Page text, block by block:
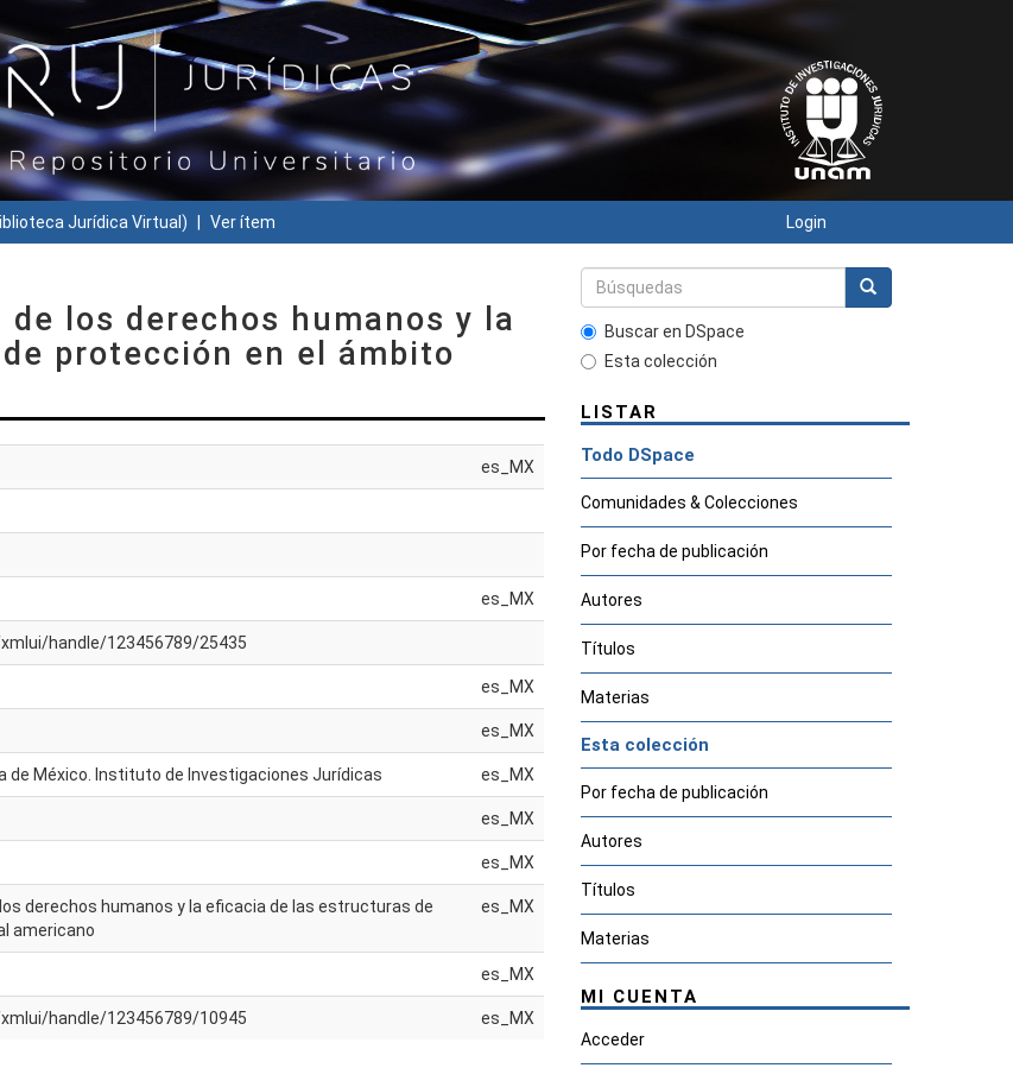
Jurídica Virtual) Ver ítem Login
los derechos humanos y la
protección en el ámbito
es_MX
es_MX
handle/123456789/25435
es_MX
es_MX
de México. Instituto de Investigaciones Jurídicas es_MX
es_MX
es_MX
derechos humanos y la eficacia de las estructuras de
americano
es_MX
es_MX
handle/123456789/10945 es_MX
Buscar en DSpace
Esta colección
LISTAR
Todo DSpace
Comunidades & Colecciones
Por fecha de publicación
Autores
Títulos
Materias
Esta colección
Por fecha de publicación
Autores
Títulos
Materias
MI CUENTA
Acceder